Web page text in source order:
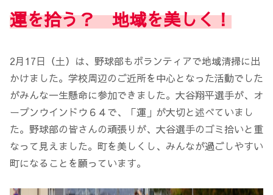
運を拾う？ 地域を美しく！
2月17日（土）は、野球部もボランティアで地域清掃に出
かけました。学校周辺のご近所を中心となった活動でした
がみんな一生懸命に参加できました。大谷翔平選手が、オ
ープンウインドウ６４で、「運」が大切と述べていまし
た。野球部の皆さんの頑張りが、大谷選手のゴミ拾いと重
なって見えました。町を美しくし、みんなが過ごしやすい
町になることを願っています。